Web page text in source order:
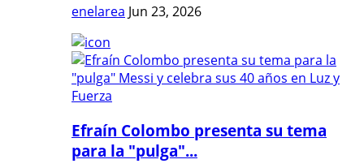
enelarea Jun 23, 2026
Efraín Colombo presenta su tema
para la "pulga"...